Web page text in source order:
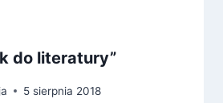
do literatury”
5 sierpnia 2018